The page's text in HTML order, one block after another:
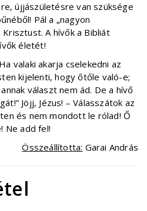
újjászületésre van szüksége
Pál a „nagyon
A hívők a Bibliát
életét!
valaki akarja cselekedni az
kijelenti, hogy őtőle való-e;
választ nem ád. De a hívő
Jöjj, Jézus! – Válasszátok az
és nem mondott le rólad! Ő
Ne add fel!
Összeállította: Garai András